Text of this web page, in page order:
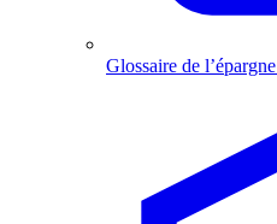
Glossaire de l’épargne